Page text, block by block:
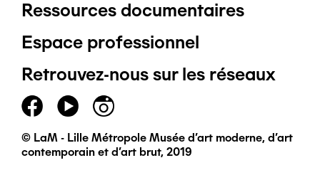
Pied
de
page
principal
Ressources documentaires
Espace professionnel
Retrouvez-nous sur les réseaux
© LaM - Lille Métropole Musée d'art moderne, d'art
contemporain et d'art brut, 2019